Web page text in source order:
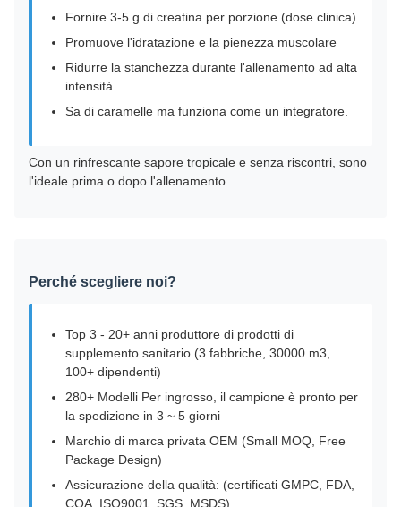
Fornire 3-5 g di creatina per porzione (dose clinica)
Promuove l'idratazione e la pienezza muscolare
Ridurre la stanchezza durante l'allenamento ad alta
intensità
Sa di caramelle ma funziona come un integratore.
Con un rinfrescante sapore tropicale e senza riscontri, sono
l'ideale prima o dopo l'allenamento.
Perché scegliere noi?
Top 3 - 20+ anni produttore di prodotti di
supplemento sanitario (3 fabbriche, 30000 m3,
100+ dipendenti)
280+ Modelli Per ingrosso, il campione è pronto per
la spedizione in 3 ~ 5 giorni
Marchio di marca privata OEM (Small MOQ, Free
Package Design)
Assicurazione della qualità: (certificati GMPC, FDA,
COA, ISO9001, SGS, MSDS)